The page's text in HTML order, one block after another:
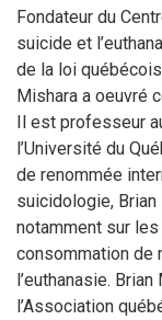
Fondateur du
suicide et
de la loi
Mishara a oeuvré
Il est professeur
l’Université du
de renommée
suicidologie,
notamment sur
consommation de
l’euthanasie.
l’Association